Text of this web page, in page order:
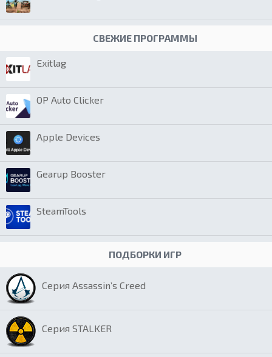
СВЕЖИЕ ПРОГРАММЫ
Exitlag
OP Auto Clicker
Apple Devices
Gearup Booster
SteamTools
ПОДБОРКИ ИГР
Серия Assassin’s Creed
Серия STALKER